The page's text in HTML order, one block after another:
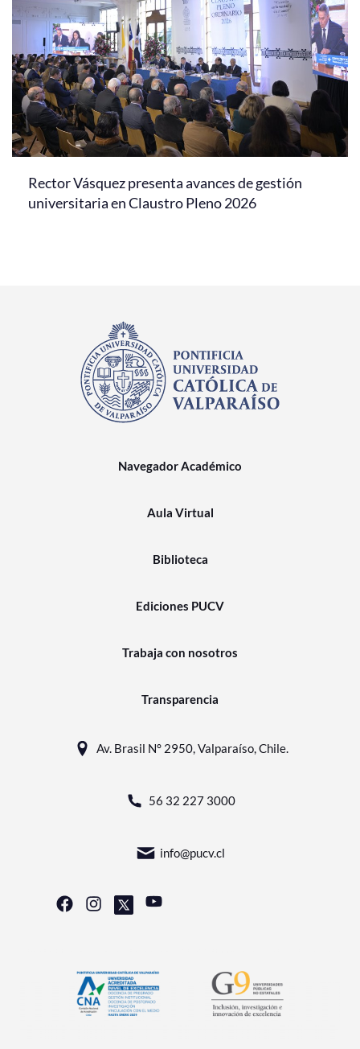
Rector Vásquez presenta avances de gestión
universitaria en Claustro Pleno 2026
Navegador Académico
Aula Virtual
Biblioteca
Ediciones PUCV
Trabaja con nosotros
Transparencia
Av. Brasil N° 2950, Valparaíso, Chile.
56 32 227 3000
info@pucv.cl